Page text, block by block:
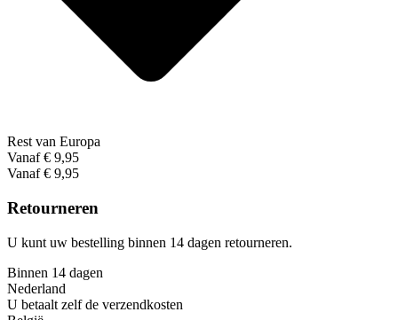
Rest van Europa
Vanaf € 9,95
Vanaf € 9,95
Retourneren
U kunt uw bestelling binnen 14 dagen retourneren.
Binnen 14 dagen
Nederland
U betaalt zelf de verzendkosten